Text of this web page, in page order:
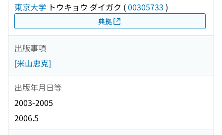
東京大学 トウキョウ ダイガク (00305733 )
典拠
出版事項
[米山忠克]
出版年月日等
2003-2005
2006.5